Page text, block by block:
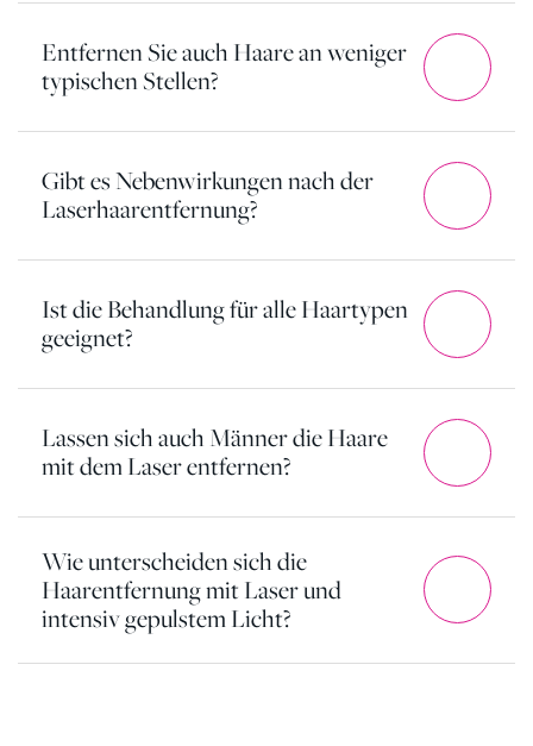
Entfernen Sie auch Haare an weniger
typischen Stellen?
Gibt es Nebenwirkungen nach der
Laserhaarentfernung?
Ist die Behandlung für alle Haartypen
geeignet?
Lassen sich auch Männer die Haare
mit dem Laser entfernen?
Wie unterscheiden sich die
Haarentfernung mit Laser und
intensiv gepulstem Licht?